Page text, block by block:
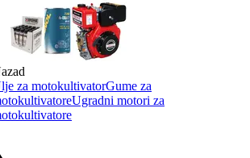
za motokultivatorGume za
Ugradni motori za